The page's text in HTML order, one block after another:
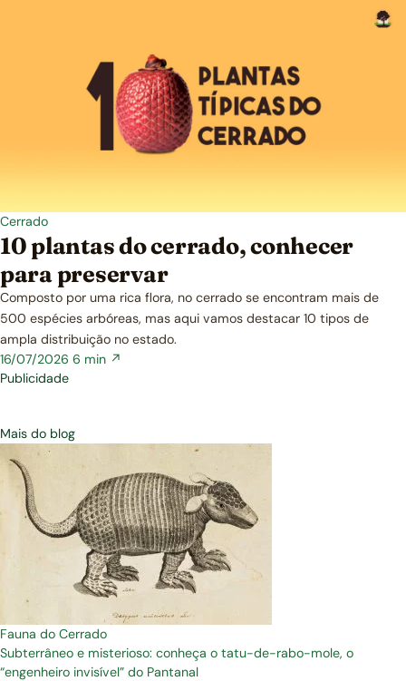
Cerrado
10 plantas do cerrado, conhecer
para preservar
Composto por uma rica flora, no cerrado se encontram mais de
500 espécies arbóreas, mas aqui vamos destacar 10 tipos de
ampla distribuição no estado.
16/07/2026 6 min ↗
Publicidade
Mais do blog
Fauna do Cerrado
Subterrâneo e misterioso: conheça o tatu-de-rabo-mole, o
“engenheiro invisível” do Pantanal